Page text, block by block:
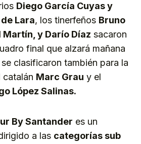
Diego García Cuyas y
Lara, los tinerfeños Bruno
y Darío Díaz sacaron
final que alzará mañana
clasificaron también para la
catalán Marc Grau y el
López Salinas.
By Santander es un
a las categorías sub